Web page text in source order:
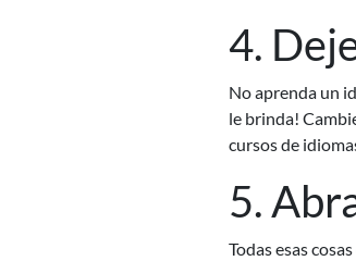
4.
No aprenda un
le brinda!
cursos de
5.
Todas esas